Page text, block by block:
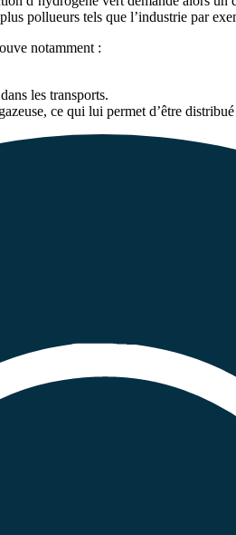
pollueurs tels que l’industrie par
notamment :
les transports.
ce qui lui permet d’être distribué